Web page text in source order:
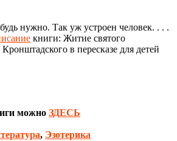
нужно. Так уж устроен человек. . . .
книги: Житие святого
в пересказе для детей
можно ЗДЕСЬ
, Эзотерика